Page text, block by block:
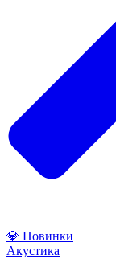
💎 Новинки
Акустика